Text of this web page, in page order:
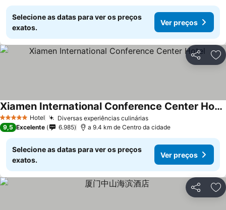
Selecione as datas para ver os preços
exatos.
Ver preços
Partilhar
5 Estrelas Hotel Diversas experiências culinárias
Xiamen International Conference Center Hotel
9,5 Excelente 6.985 a 9.4 km de Centro da cidade
Selecione as datas para ver os preços
exatos.
Ver preços
Partilhar